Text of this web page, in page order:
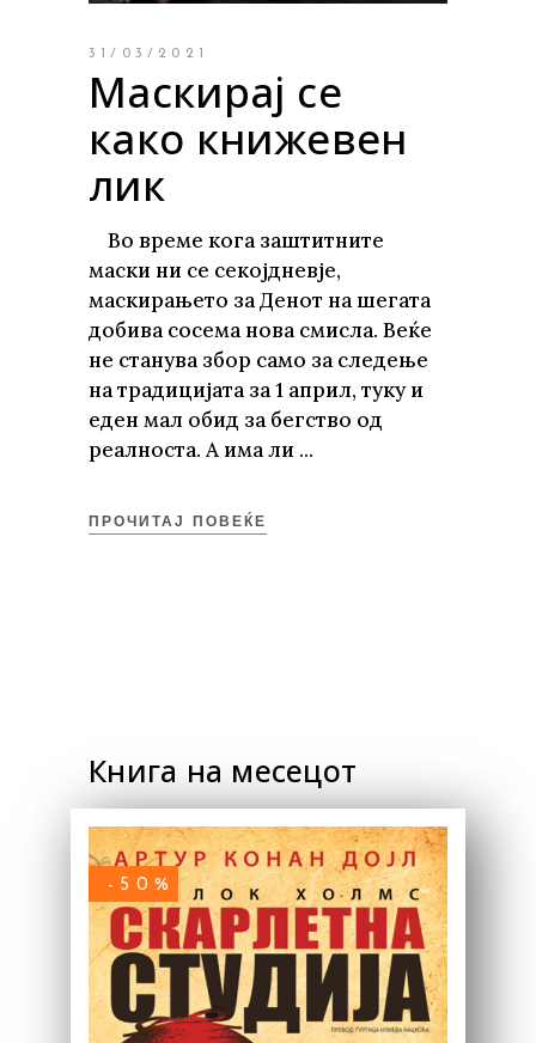
31/03/2021
Маскирај се
како книжевен
лик
Во време кога заштитните
маски ни се секојдневје,
маскирањето за Денот на шегата
добива сосема нова смисла. Веќе
не станува збор само за следење
на традицијата за 1 април, туку и
еден мал обид за бегство од
реалноста. А има ли
ПРОЧИТАЈ ПОВЕЌЕ
Книга на месецот
-50%